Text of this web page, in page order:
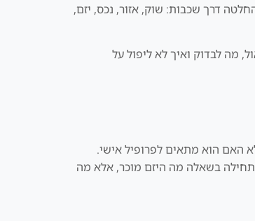
דרך שכבות: שוק, אזור, נכס, יזם,
מה לבדוק ואיך לא ליפול על
האם הוא מתאים לפרופיל אישי.
בשאלה מה היזם מוכר, אלא מה